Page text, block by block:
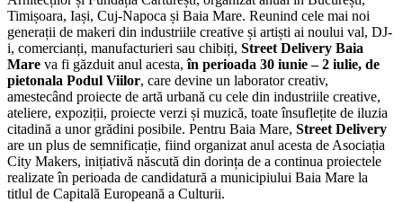
Timișoara, Iași, Cuj-Napoca și Baia Mare. Reunind cele mai noi
generații de makeri din industriile creative și artiști ai noului val, DJ-
i, comercianți, manufacturieri sau chibiți, Street Delivery Baia
Mare va fi găzduit anul acesta, în perioada 30 iunie – 2 iulie, de
pietonala Podul Viilor, care devine un laborator creativ,
amestecând proiecte de artă urbană cu cele din industriile creative,
ateliere, expoziții, proiecte verzi și muzică, toate însuflețite de iluzia
citadină a unor grădini posibile. Pentru Baia Mare, Street Delivery
are un plus de semnificație, fiind organizat anul acesta de Asociația
City Makers, inițiativă născută din dorința de a continua proiectele
realizate în perioada de candidatură a municipiului Baia Mare la
titlul de Capitală Europeană a Culturii.